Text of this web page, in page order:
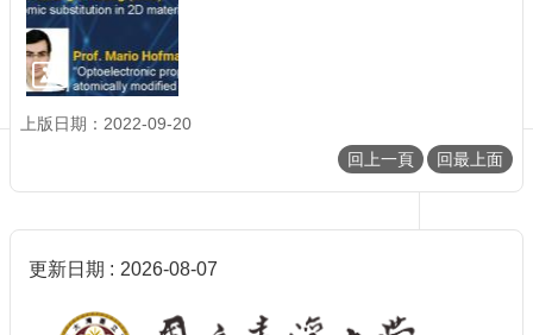
位
簡
介
所
演
上版日期：2022-09-20
回上一頁
回最上面
更新日期 2026-08-07